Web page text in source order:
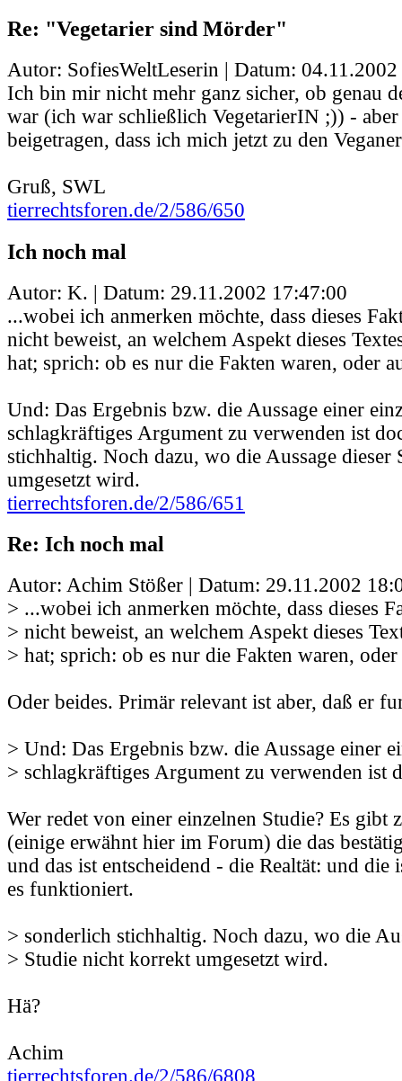
Re: "Vegetarier sind Mörder"
Autor: SofiesWeltLeserin | Datum:
Ich bin mir nicht mehr ganz sicher, ob genau
war (ich war schließlich VegetarierIN ;)) - aber
beigetragen, dass ich mich jetzt zu den
Gruß, SWL
tierrechtsforen.de/2/586/650
Ich noch mal
Autor: K. | Datum: 29.11.2002 17:47:00
...wobei ich anmerken möchte, dass dieses
nicht beweist, an welchem Aspekt dieses
hat; sprich: ob es nur die Fakten waren, oder
Und: Das Ergebnis bzw. die Aussage einer
schlagkräftiges Argument zu verwenden ist
stichhaltig. Noch dazu, wo die Aussage
umgesetzt wird.
tierrechtsforen.de/2/586/651
Re: Ich noch mal
Autor: Achim Stößer | Datum: 29.11.2002
> ...wobei ich anmerken möchte, dass dieses
> nicht beweist, an welchem Aspekt dieses
> hat; sprich: ob es nur die Fakten waren,
Oder beides. Primär relevant ist aber, daß er
> Und: Das Ergebnis bzw. die Aussage einer
> schlagkräftiges Argument zu verwenden ist
Wer redet von einer einzelnen Studie? Es gibt
(einige erwähnt hier im Forum) die das
und das ist entscheidend - die Realtät: und die
es funktioniert.
> sonderlich stichhaltig. Noch dazu, wo die
> Studie nicht korrekt umgesetzt wird.
Hä?
Achim
tierrechtsforen.de/2/586/6808